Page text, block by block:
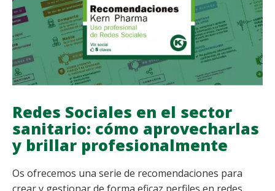
EN
2016
Redes Sociales en el sector
sanitario: cómo aprovecharlas
y brillar profesionalmente
Os ofrecemos una serie de recomendaciones para